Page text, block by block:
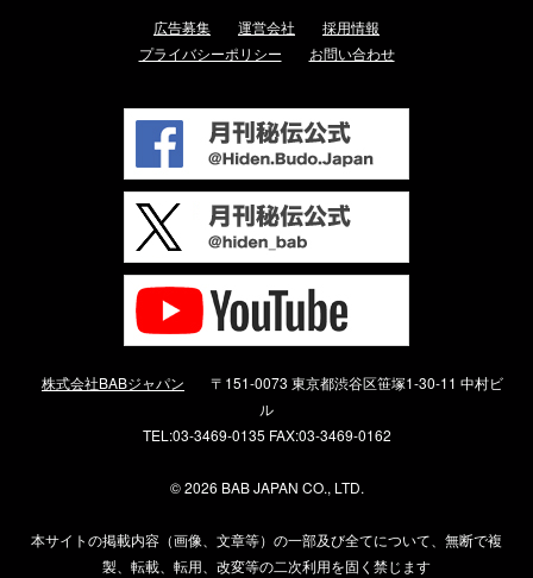
広告募集 運営会社
採用情報
プライバシーポリシー
お問い合わせ
株式会社BABジャパン
〒151-0073 東京都渋谷区笹塚1-30-11 中村ビ
ル
TEL:03-3469-0135 FAX:03-3469-0162
©2026 BAB JAPAN CO., LTD.
本サイトの掲載内容（画像、文章等）の一部及び全てについて、無断で複
製、転載、転用、改変等の二次利用を固く禁じます